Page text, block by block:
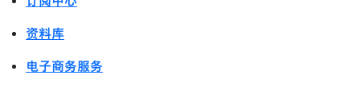
资料库
电子商务服务